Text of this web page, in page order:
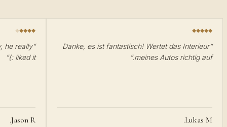
“
Danke, es ist fantastisch! Wertet das Interieur
meines Autos richtig auf.
”
Lukas M.
“
he really
liked it :)
”
Jason R.